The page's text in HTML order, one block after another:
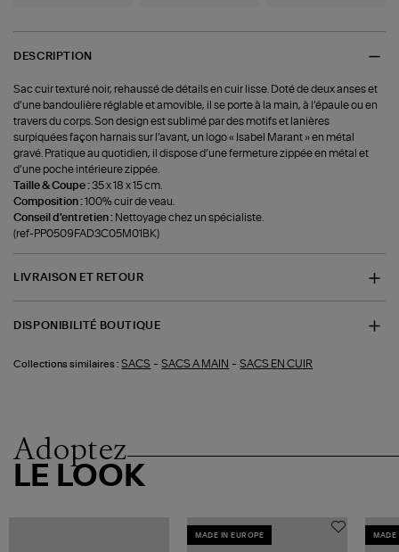
DESCRIPTION
Sac cuir texturé noir, rehaussé de détails en cuir lisse. Doté de deux anses et
d’une bandoulière réglable et amovible, il se porte à la main, à l’épaule ou en
travers du corps. Son design est sublimé par des motifs et lanières
surpiquées façon harnais sur l’avant, un logo « Isabel Marant » en métal
gravé. Pratique au quotidien, il dispose d’une fermeture zippée en métal et
d’une poche intérieure zippée.
Taille & Coupe :35 x 18 x 15 cm.
Composition :100% cuir de veau.
Conseil d'entretien : Nettoyage chez un spécialiste.
(ref-PP0509FAD3C05M01BK)
LIVRAISON ET RETOUR
DISPONIBILITÉ BOUTIQUE
Collections similaires : SACS -SACS A MAIN -SACS EN CUIR
Adoptez
LE LOOK
MADE IN EUROPE MADE